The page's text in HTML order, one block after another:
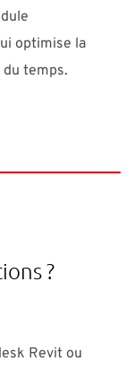
optimise la
temps.
?
Revit ou